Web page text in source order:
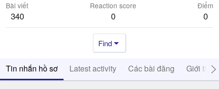
Bài viết
340
Reaction score
0
Điểm
0
Find
Tin nhắn hồ sơ Latest activity Các bài đăng Giới thiệu